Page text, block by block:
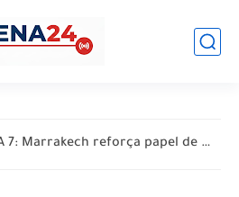
AMPSECA 7: Marrakech reforça papel de Marrocos como polo de...